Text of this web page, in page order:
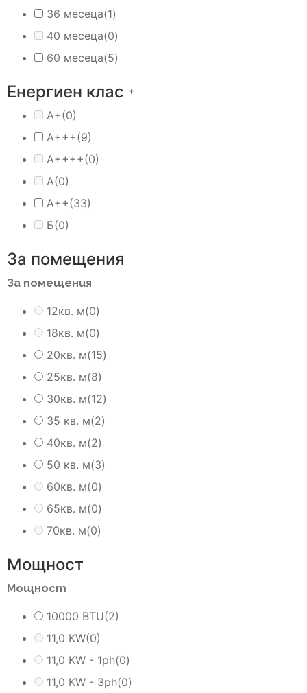
36 месеца(1)
40 месеца(0)
60 месеца(5)
Енергиен клас +
A+(0)
A+++(9)
A++++(0)
А(0)
А++(33)
Б(0)
За помещения
За помещения
12кв. м(0)
18кв. м(0)
20кв. м(15)
25кв. м(8)
30кв. м(12)
35 кв. м(2)
40кв. м(2)
50 кв. м(3)
60кв. м(0)
65кв. м(0)
70кв. м(0)
Мощност
Мощност
10000 BTU(2)
11,0 KW(0)
11,0 KW - 1ph(0)
11,0 KW - 3ph(0)